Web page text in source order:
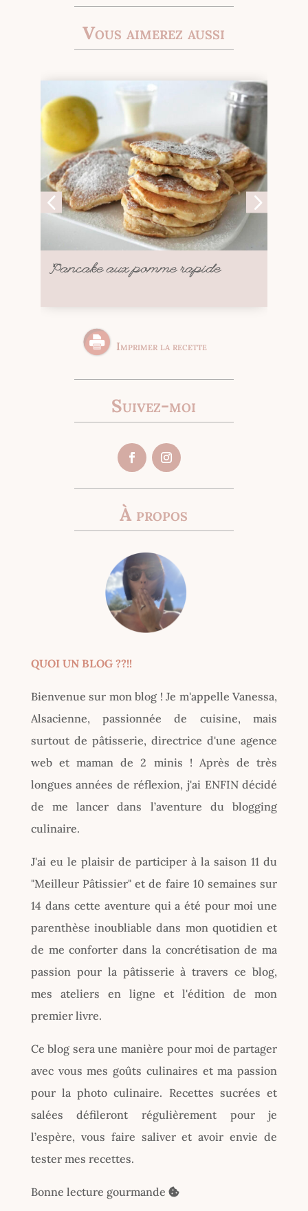
Vous aimerez aussi
Carrot Cake Américain
Imprimer la recette
Suivez-moi
À propos
QUOI UN BLOG ??!!
Bienvenue sur mon blog ! Je m'appelle Vanessa,
Alsacienne, passionnée de cuisine, mais
surtout de pâtisserie, directrice d'une agence
web et maman de 2 minis ! Après de très
longues années de réflexion, j'ai ENFIN décidé
de me lancer dans l’aventure du blogging
culinaire.
J'ai eu le plaisir de participer à la saison 11 du
"Meilleur Pâtissier" et de faire 10 semaines sur
14 dans cette aventure qui a été pour moi une
parenthèse inoubliable dans mon quotidien et
de me conforter dans la concrétisation de ma
passion pour la pâtisserie à travers ce blog,
mes ateliers en ligne et l'édition de mon
premier livre.
Ce blog sera une manière pour moi de partager
avec vous mes goûts culinaires et ma passion
pour la photo culinaire. Recettes sucrées et
salées défileront régulièrement pour je
l’espère, vous faire saliver et avoir envie de
tester mes recettes.
Bonne lecture gourmande